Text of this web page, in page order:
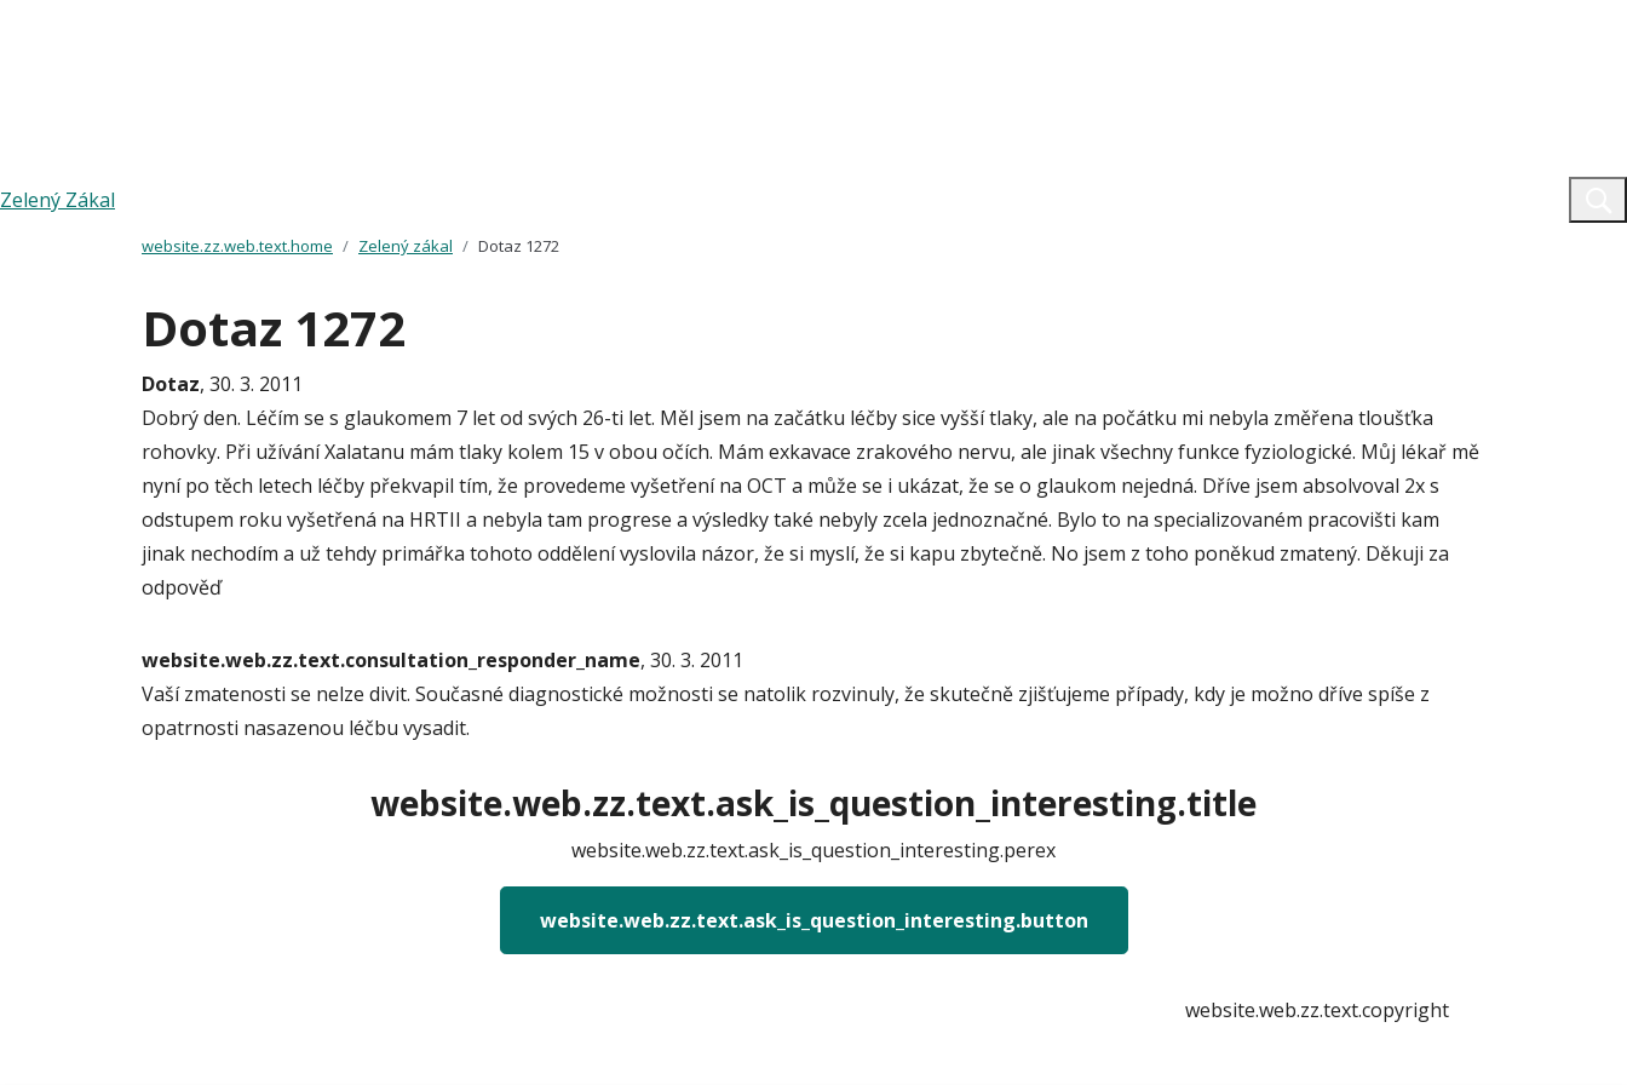
Zelený Zákal
website.zz.web.text.home Zelený zákal Dotaz 1272
Dotaz 1272
Dotaz, 30. 3. 2011
Dobrý den. Léčím se s glaukomem 7 let od svých 26-ti let. Měl jsem na začátku léčby sice vyšší tlaky, ale na počátku mi nebyla změřena tloušťka
rohovky. Při užívání Xalatanu mám tlaky kolem 15 v obou očích. Mám exkavace zrakového nervu, ale jinak všechny funkce fyziologické. Můj lékař mě
nyní po těch letech léčby překvapil tím, že provedeme vyšetření na OCT a může se i ukázat, že se o glaukom nejedná. Dříve jsem absolvoval 2x s
odstupem roku vyšetřená na HRTII a nebyla tam progrese a výsledky také nebyly zcela jednoznačné. Bylo to na specializovaném pracovišti kam
jinak nechodím a už tehdy primářka tohoto oddělení vyslovila názor, že si myslí, že si kapu zbytečně. No jsem z toho poněkud zmatený. Děkuji za
odpověď
website.web.zz.text.consultation_responder_name, 30. 3. 2011
Vaší zmatenosti se nelze divit. Současné diagnostické možnosti se natolik rozvinuly, že skutečně zjišťujeme případy, kdy je možno dříve spíše z
opatrnosti nasazenou léčbu vysadit.
website.web.zz.text.ask_is_question_interesting.title
website.web.zz.text.ask_is_question_interesting.perex
website.web.zz.text.ask_is_question_interesting.button
website.web.zz.text.copyright